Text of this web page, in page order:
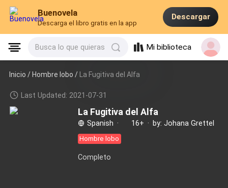
Buenovela
Descarga el libro gratis en la app
Descargar
Busca lo que quieras Mi biblioteca
Inicio /Hombre lobo / La Fugitiva del Alfa
Last Updated: 2021-07-31
La Fugitiva del Alfa
Spanish · 16+ · by: Johana Grettel
Hombre lobo
Completo